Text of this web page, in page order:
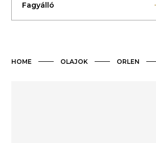
Fagyálló
HOME OLAJOK ORLEN